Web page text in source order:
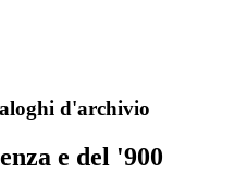
d'archivio
e del '900